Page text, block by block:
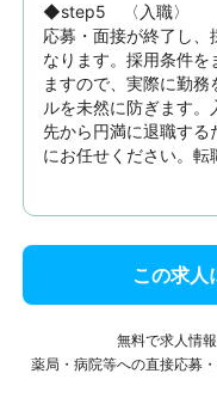
◆step5　〈入職〉
応募・面接が終了し、
なります。採用条件を
ますので、実際に勤
ルを未然に防ぎます
先から円満に退職する
にお任せください。転
この求人
無料で求人情
薬局・病院等への直接応募